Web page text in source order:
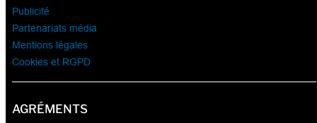
Publicité
Partenariats média
Mentions légales
Cookies et RGPD
AGRÉMENTS